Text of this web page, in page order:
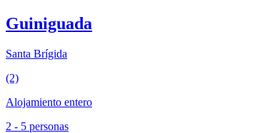
Guiniguada
Santa Brígida
(2)
Alojamiento entero
2 - 5 personas